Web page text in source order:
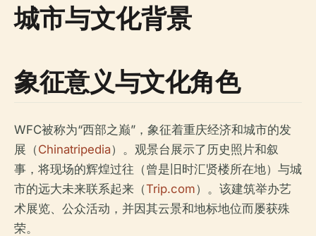
城市与文化背景
象征意义与文化角色
WFC被称为“西部之巅”，象征着重庆经济和城市的发
展（Chinatripedia）。观景台展示了历史照片和叙
事，将现场的辉煌过往（曾是旧时汇贤楼所在地）与城
市的远大未来联系起来（Trip.com）。该建筑举办艺
术展览、公众活动，并因其云景和地标地位而屡获殊
荣。